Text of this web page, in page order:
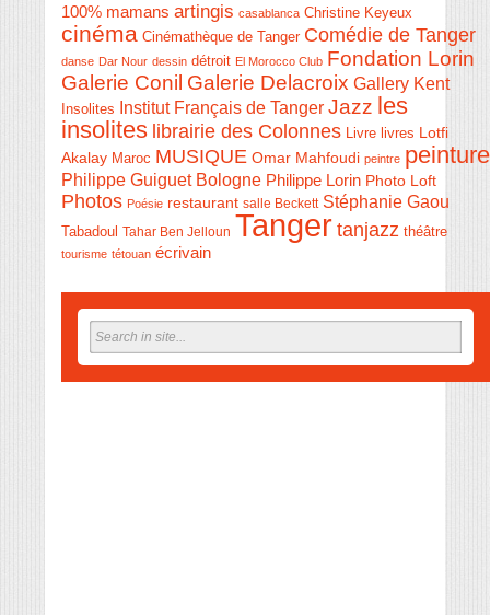
100% mamans artingis casablanca Christine Keyeux
cinéma Cinémathèque de Tanger Comédie de Tanger
danse Dar Nour dessin détroit El Morocco Club Fondation Lorin
Galerie Conil Galerie Delacroix Gallery Kent
Insolites Institut Français de Tanger Jazz les
insolites librairie des Colonnes Livre livres Lotfi
Akalay Maroc MUSIQUE Omar Mahfoudi peintre peinture
Philippe Guiguet Bologne Philippe Lorin Photo Loft
Photos Poésie restaurant salle Beckett Stéphanie Gaou
Tabadoul Tahar Ben Jelloun Tanger tanjazz théâtre
tourisme tétouan écrivain